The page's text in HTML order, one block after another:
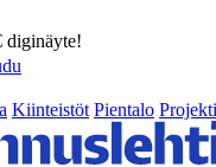
diginäyte!
Kiinteistöt Pientalo